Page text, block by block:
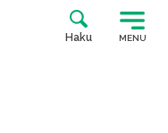
Haku MENU